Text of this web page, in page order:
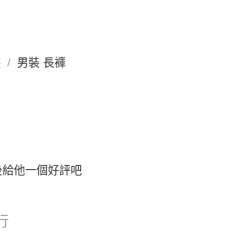
男裝 長褲
他一個好評吧